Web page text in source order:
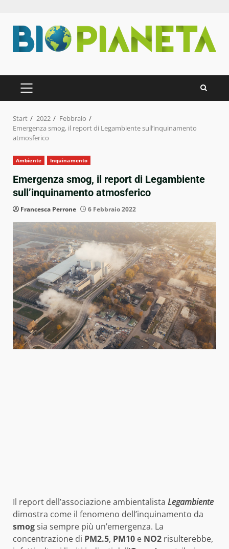
Inhalt
springen
PRIMÄRES
MENÜ
Start 2022
Febbraio
Emergenza smog, il report di Legambiente sull’inquinamento
atmosferico
Ambiente Inquinamento
Emergenza smog, il report di Legambiente
sull’inquinamento atmosferico
Francesca Perrone 6 Febbraio 2022
Il report dell’associazione ambientalista Legambiente
dimostra come il fenomeno dell’inquinamento da
smogsia sempre più un’emergenza. La
concentrazione di PM2.5, PM10 e NO2 risulterebbe,